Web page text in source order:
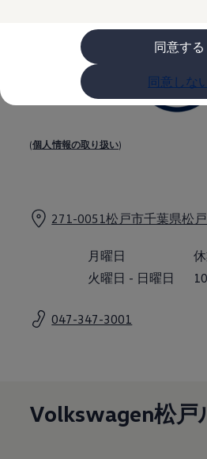
同意する
同意しな
オファー
Golf お乗り換えを
Tiguan 購入後、5
Golf Variant お乗
Volkswagenアンバ
ファイナンシャルサービス
フォルクスワーゲ
Volkswagen Card
カスタマーポータ
Match Maker 登録
補助金・エコカー優
ID.4
Golf
Passat
ID. Buzz
エンジンオイルお
ホイールとタイヤ
(個人情報の取り扱い)
271-0051松戸市千葉県松
047-347-3001
月曜日
火曜日 - 日曜日
Volkswagen松戸